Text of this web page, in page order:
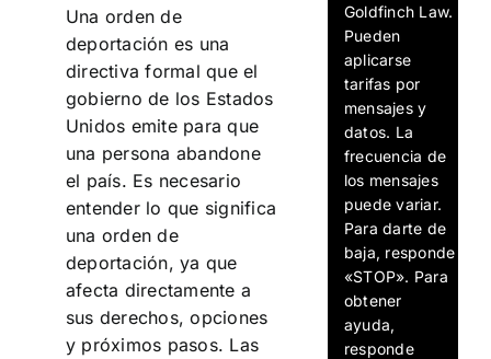
Una orden de
deportación es una
directiva formal que el
gobierno de los Estados
Unidos emite para que
una persona abandone
el país. Es necesario
entender lo que significa
una orden de
deportación, ya que
afecta directamente a
sus derechos, opciones
y próximos pasos. Las
Goldfinch Law.
Pueden
aplicarse
tarifas por
mensajes y
datos. La
frecuencia de
los mensajes
puede variar.
Para darte de
baja, responde
«STOP». Para
obtener
ayuda,
responde